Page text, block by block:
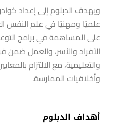
ويهدف الدبلوم إلى إعداد
علميًا ومهنيًا في علم النفس
على المساهمة في برامج
الأفراد والأسر، والعمل ضمن
والتعليمية، مع الالتزام
وأخلاقيات الممارسة.
أهداف الدبلوم